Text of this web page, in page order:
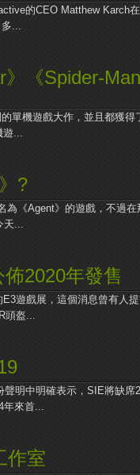
的CEO Matthew Karch
...
《Spider-
單機遊戲大作，並且都獲
遊...
?
為《Agent》的遊戲，不過
天...
2020年發售
遊戲展，這個消息曾有人
頭盔...
明中明確表示，SIE將缺席
年來首...
作室